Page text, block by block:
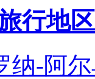
行地区
纳-阿